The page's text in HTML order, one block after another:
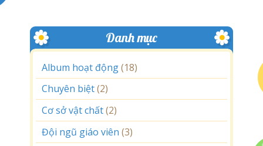
Danh mục
Album hoạt động(18)
Chuyên biệt(2)
Cơ sở vật chất(2)
Đội ngũ giáo viên (3)